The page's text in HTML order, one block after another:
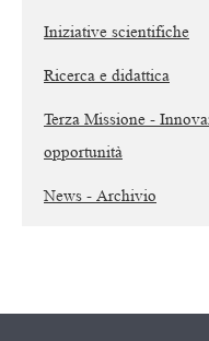
Iniziative scientifiche
Ricerca e didattica
Terza Missione -
opportunità
News - Archivio